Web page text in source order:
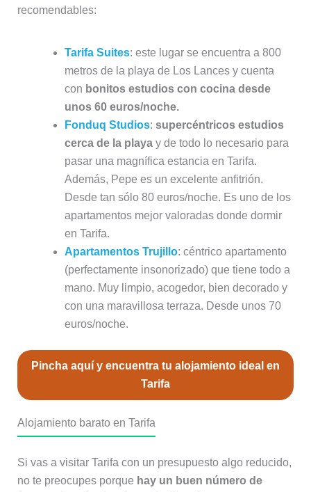
recomendables:
Tarifa Suites: este lugar se encuentra a 800
metros de la playa de Los Lances y cuenta
con bonitos estudios con cocina desde
unos 60 euros/noche.
Fonduq Studios: supercéntricos estudios
cerca de la playay de todo lo necesario para
pasar una magnífica estancia en Tarifa.
Además, Pepe es un excelente anfitrión.
Desde tan sólo 80 euros/noche. Es uno de los
apartamentos mejor valoradas donde dormir
en Tarifa.
Apartamentos Trujillo: céntrico apartamento
(perfectamente insonorizado) que tiene todo a
mano. Muy limpio, acogedor, bien decorado y
con una maravillosa terraza. Desde unos 70
euros/noche.
Pincha aquí y encuentra tu alojamiento ideal en
Tarifa
Alojamiento barato en Tarifa
Si vas a visitar Tarifa con un presupuesto algo reducido,
no te preocupes porque hay un buen número de